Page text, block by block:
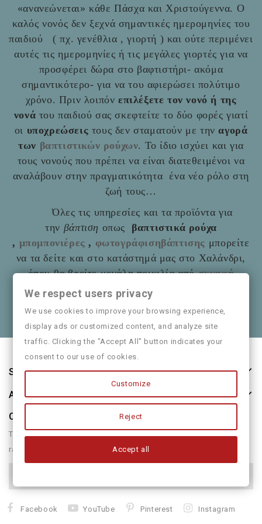
«ανανεώνεται» κάθε Πάσχα και Χριστούγεννα. Ο
καλός νονός δεν ξεχνά σημαντικές ημερομηνίες του
παιδιού ( πχ. γενέθλια , γιορτή ) και ούτε περιμένει
αυτές τις ημερομηνίες ή τις μεγάλες γιορτές για να
προσφέρει δώρα στο βαφτιστήρι- ακόμα
σημαντικότερο- για να του αφιερώσει πολύτιμο
χρόνο. Πριν λοιπόν επιλέξετε τον νονό ή της
νονά του παιδιού σας σκεφτείτε το δύο φορές γιατί
οι υποχρεώσεις τους δεν σταματούν με τηναγορά
των βαπτιστικών ρούχων. Το ίδιο ισχύει και για
τους νονούς που πρέπει να είναι διατεθειμένοι να
αναλάβουν στην πραγματικότητα ένα νέο ρόλο στη
ζωή τους…
Όλες τις υπηρεσίες και τα προϊόντα για
την βάπτιση οπως
βαπτιστικά ρούχα
, μπομπονιέρες , φωτογράφισηβάπτισης μπορείτε
να τα δείτε και στο κατάστημά μας στο Χαλάνδρι,
όπου θα βρείτε μεγάλη ποικιλία απόσυναφή
είδη όπως και παιδικά ρούχα
Θα χαρούμε να τα πούμε και από κοντά
Store Information
About Us
Our Newsletter
There are many variations of passages of form humour or
randomised
Facebook YouTube Pinterest Instagram
We respect users privacy
We use cookies to improve your browsing experience,
display ads or customized content, and analyze site
traffic. Clicking the "Accept All" button indicates your
consent to our use of cookies.
Customize
Reject
Accept all